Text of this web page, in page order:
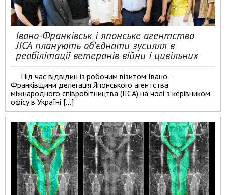
Івано-Франківськ і японське агентство
JICA планують об’єднати зусилля в
реабілітації ветеранів війни і цивільних
Під час відвідин із робочим візитом Івано-
Франківщини делегація Японського агентства
міжнародного співробітництва (JICA) на чолі з керівником
офісу в Україні […]